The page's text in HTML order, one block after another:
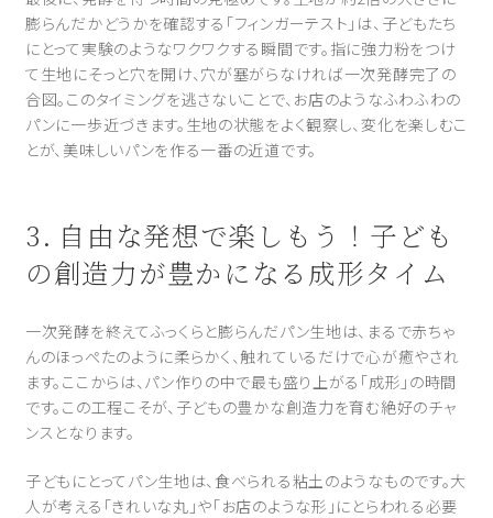
膨らんだかどうかを確認する「フィンガーテスト」は、子どもたち
にとって実験のようなワクワクする瞬間です。指に強力粉をつけ
て生地にそっと穴を開け、穴が塞がらなければ一次発酵完了の
合図。このタイミングを逃さないことで、お店のようなふわふわの
パンに一歩近づきます。生地の状態をよく観察し、変化を楽しむこ
とが、美味しいパンを作る一番の近道です。
3. 自由な発想で楽しもう！子ども
の創造力が豊かになる成形タイム
一次発酵を終えてふっくらと膨らんだパン生地は、まるで赤ちゃ
んのほっぺたのように柔らかく、触れているだけで心が癒やされ
ます。ここからは、パン作りの中で最も盛り上がる「成形」の時間
です。この工程こそが、子どもの豊かな創造力を育む絶好のチャ
ンスとなります。
子どもにとってパン生地は、食べられる粘土のようなものです。大
人が考える「きれいな丸」や「お店のような形」にとらわれる必要